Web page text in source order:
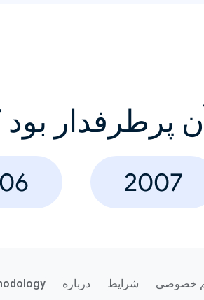
پرطرفدار
2007
خصوصی شرایط درباره